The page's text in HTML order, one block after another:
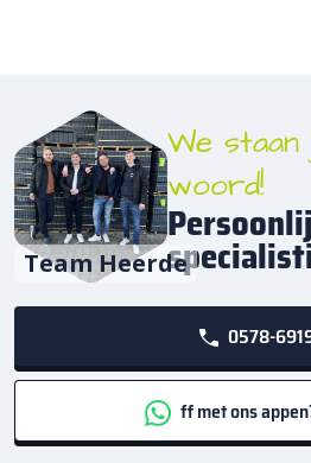
Team Heerde
We
woord!
0578-
ff met ons